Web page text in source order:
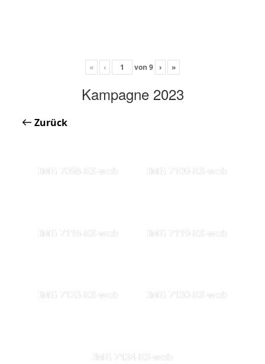
« ‹ von 9 › »
Kampagne 2023
Zurück
IMG 7098-KS-web IMG 7109-KS-web
IMG 7116-KS-web IMG 7119-KS-web
IMG 7123-KS-web IMG 7130-KS-web
IMG 7134-KS-web